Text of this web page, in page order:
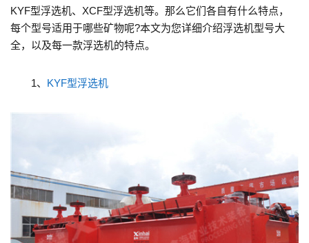
KYF型浮选机、XCF型浮选机等。那么它们各自有什么特点，
每个型号适用于哪些矿物呢?本文为您详细介绍浮选机型号大
全，以及每一款浮选机的特点。
1、 KYF型浮选机